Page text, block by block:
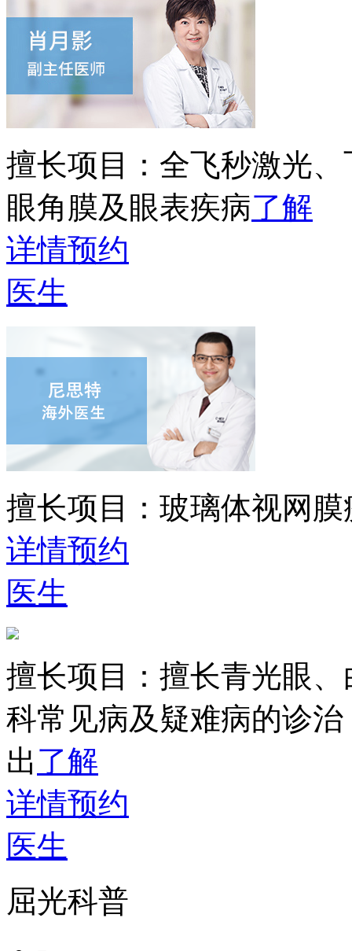
擅长项目： 全飞秒激光
眼角膜及眼表疾病了解
详情预约
医生
擅长项目： 玻璃体视网
详情预约
医生
擅长项目： 擅长青光眼
科常见病及疑难病的诊
出 了解
详情预约
医生
屈光科普